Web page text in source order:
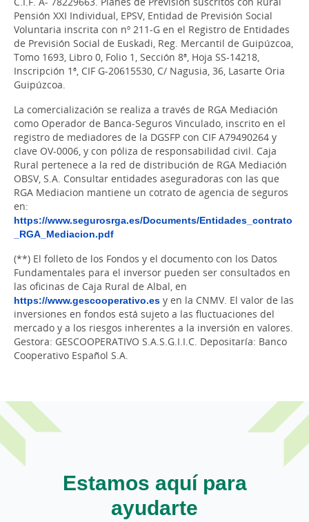
Pensión XXI Individual, EPSV, Entidad de Previsión Social
Voluntaria inscrita con nº 211-G en el Registro de Entidades
de Previsión Social de Euskadi, Reg. Mercantil de Guipúzcoa,
Tomo 1693, Libro 0, Folio 1, Sección 8ª, Hoja SS-14218,
Inscripción 1ª, CIF G-20615530, C/ Nagusia, 36, Lasarte Oria
Guipúzcoa.
La comercialización se realiza a través de RGA Mediación
como Operador de Banca-Seguros Vinculado, inscrito en el
registro de mediadores de la DGSFP con CIF A79490264 y
clave OV-0006, y con póliza de responsabilidad civil. Caja
Rural pertenece a la red de distribución de RGA Mediación
OBSV, S.A. Consultar entidades aseguradoras con las que
RGA Mediacion mantiene un cotrato de agencia de seguros
en:
https://www.segurosrga.es/Documents/Entidades_contrato
_RGA_Mediacion.pdf
(**) El folleto de los Fondos y el documento con los Datos
Fundamentales para el inversor pueden ser consultados en
las oficinas de Caja Rural de Albal, en
https://www.gescooperativo.es y en la CNMV. El valor de las
inversiones en fondos está sujeto a las fluctuaciones del
mercado y a los riesgos inherentes a la inversión en valores.
Gestora: GESCOOPERATIVO S.A.S.G.I.I.C. Depositaría: Banco
Cooperativo Español S.A.
Estamos aquí para
ayudarte